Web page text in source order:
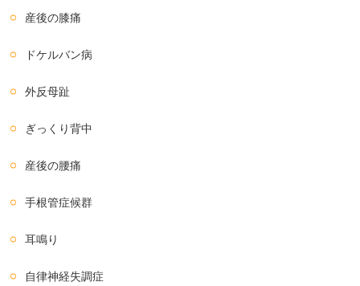
産後の膝痛
ドケルバン病
外反母趾
ぎっくり背中
産後の腰痛
手根管症候群
耳鳴り
自律神経失調症